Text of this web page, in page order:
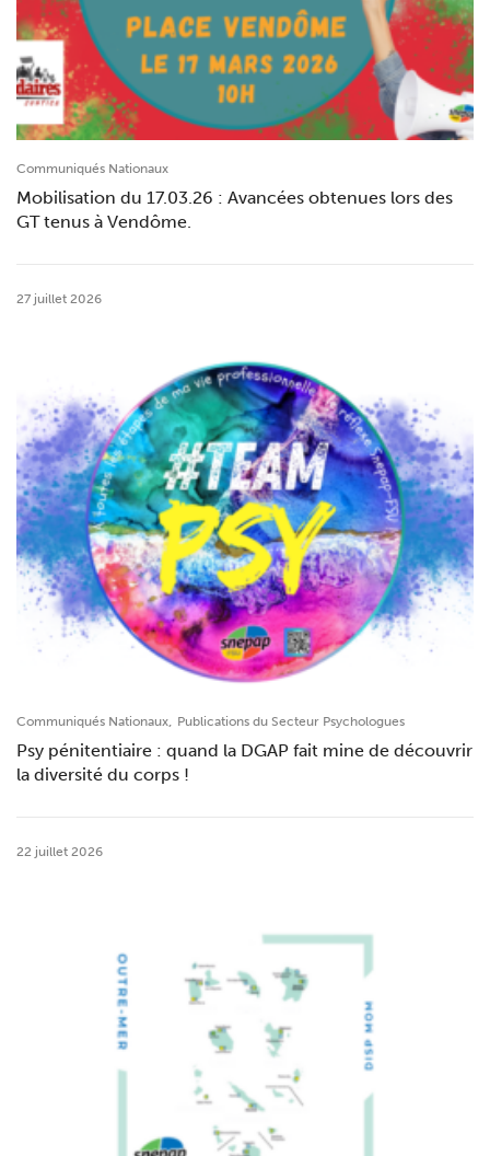
Communiqués Nationaux
Mobilisation du 17.03.26 : Avancées obtenues lors des
GT tenus à Vendôme.
27 juillet 2026
Communiqués Nationaux, Publications du Secteur Psychologues
Psy pénitentiaire : quand la DGAP fait mine de découvrir
la diversité du corps !
22 juillet 2026